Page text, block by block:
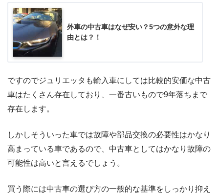
外車の中古車はなぜ安い？5つの意外な理
由とは？！
ですのでジュリエッタも輸入車にしては比較的安価な中古
車はたくさん存在しており、一番古いもので9年落ちまで
存在します。
しかしそういった車では故障や部品交換の必要性はかなり
高まっている車であるので、中古車としてはかなり故障の
可能性は高いと言えるでしょう。
買う際には中古車の選び方の一般的な基準をしっかり抑え